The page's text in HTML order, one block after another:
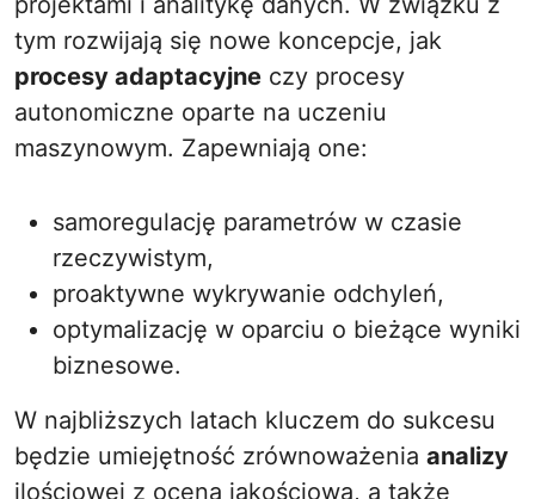
tym rozwijają się nowe koncepcje, jak
procesy adaptacyjne czy procesy
autonomiczne oparte na uczeniu
maszynowym. Zapewniają one:
samoregulację parametrów w czasie
rzeczywistym,
proaktywne wykrywanie odchyleń,
optymalizację w oparciu o bieżące wyniki
biznesowe.
W najbliższych latach kluczem do sukcesu
będzie umiejętność zrównoważenia analizy
ilościowej z oceną jakościową, a także